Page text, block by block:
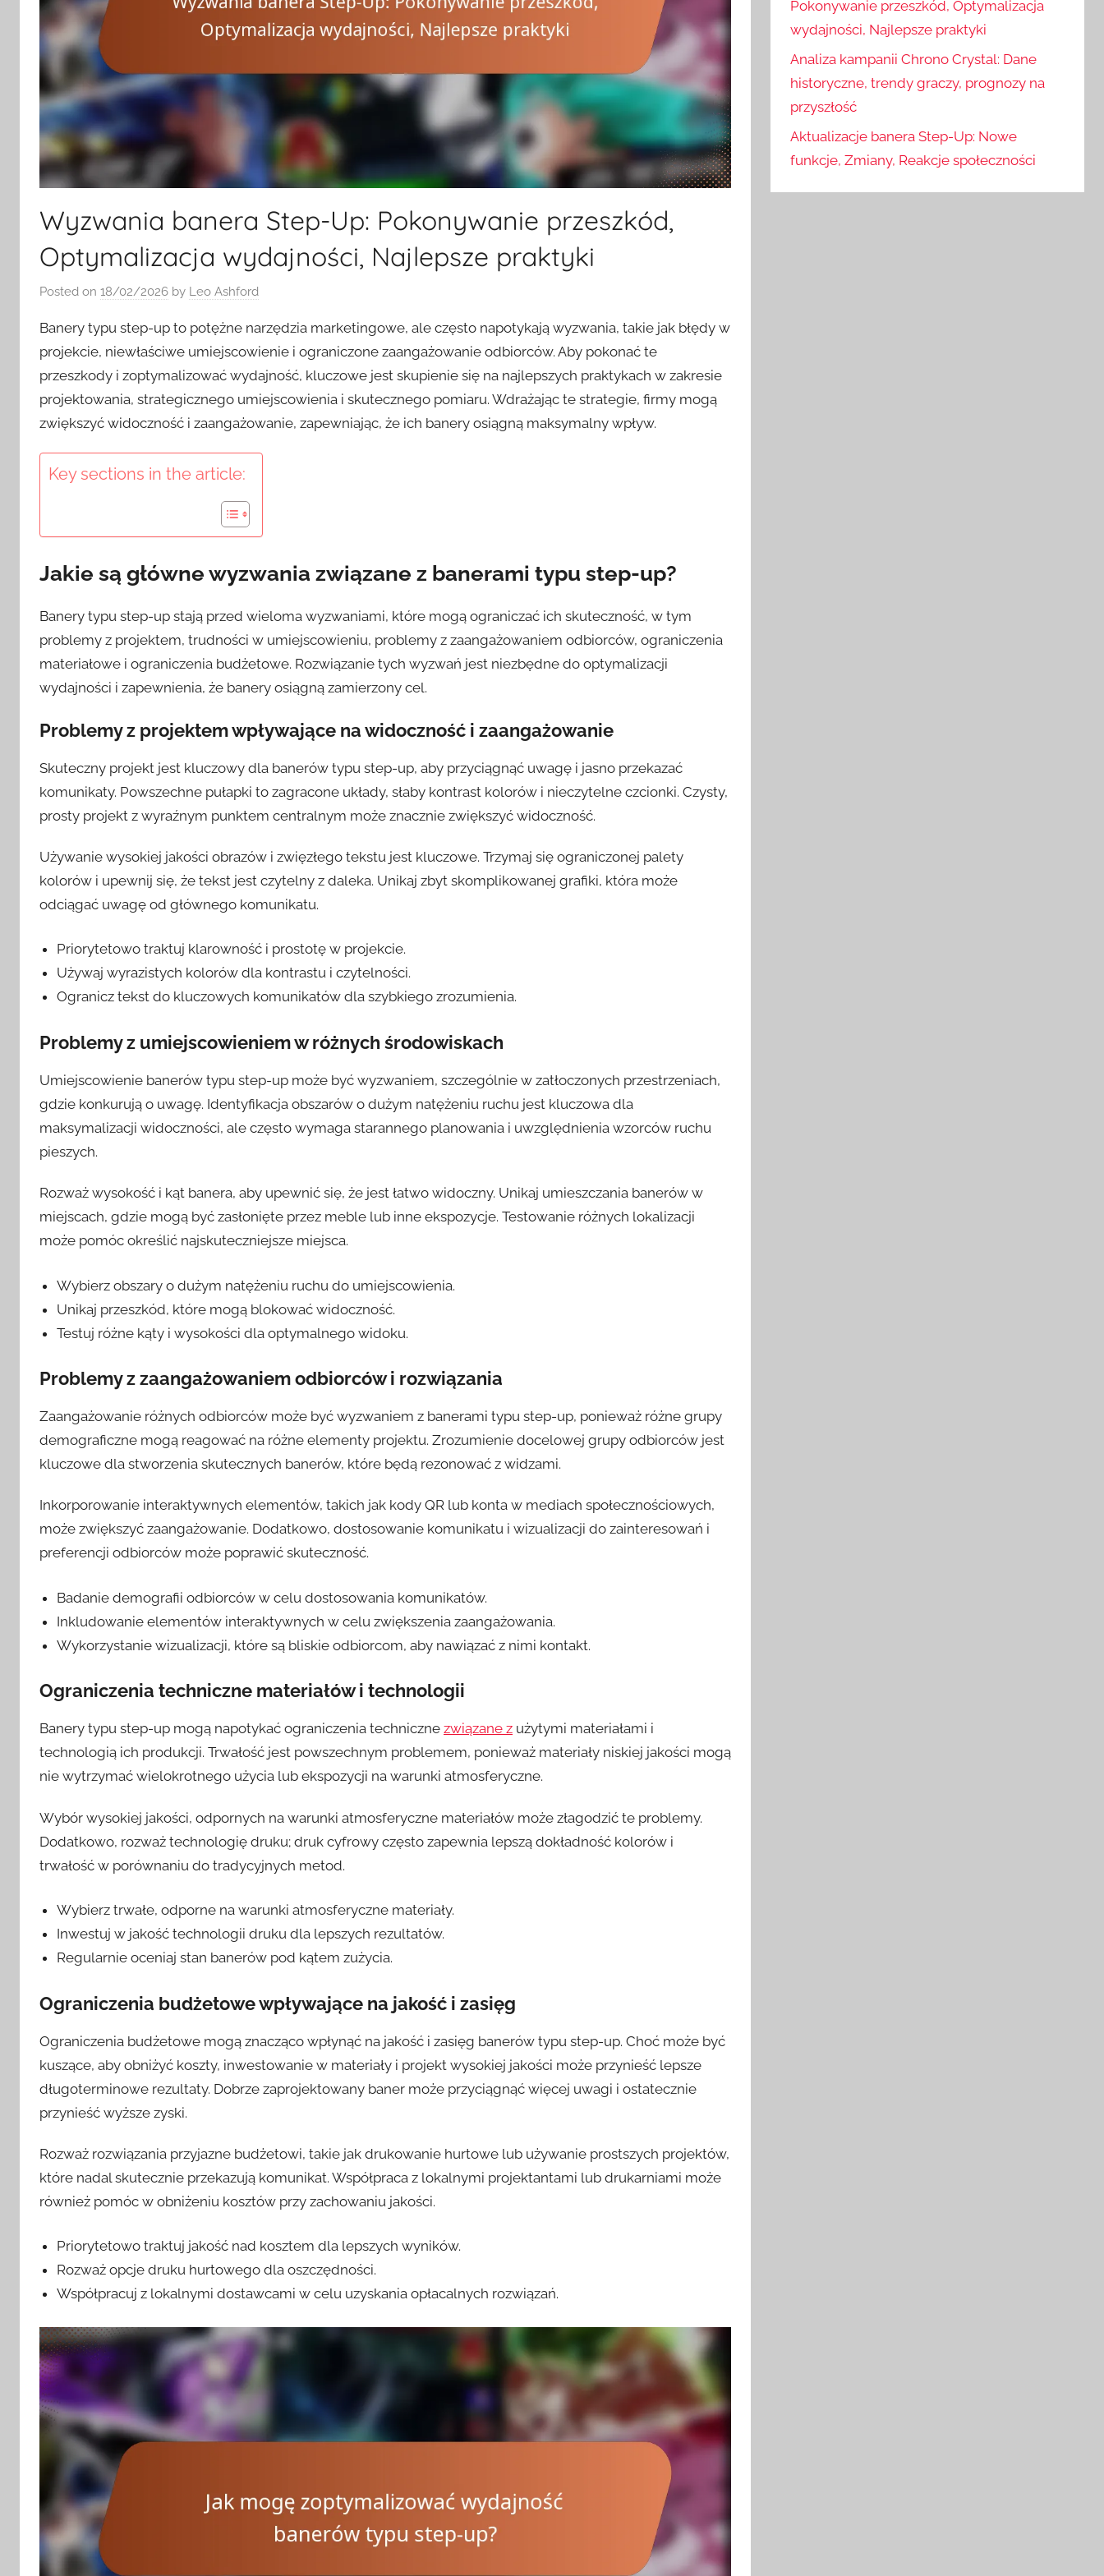
Wyzwania banera Step-Up: Pokonywanie przeszkód,
Optymalizacja wydajności, Najlepsze praktyki
Posted on 18/02/2026 by Leo Ashford
Banery typu step-up to potężne narzędzia marketingowe, ale często napotykają wyzwania, takie jak błędy w
projekcie, niewłaściwe umiejscowienie i ograniczone zaangażowanie odbiorców. Aby pokonać te
przeszkody i zoptymalizować wydajność, kluczowe jest skupienie się na najlepszych praktykach w zakresie
projektowania, strategicznego umiejscowienia i skutecznego pomiaru. Wdrażając te strategie, firmy mogą
zwiększyć widoczność i zaangażowanie, zapewniając, że ich banery osiągną maksymalny wpływ.
Key sections in the article:
Jakie są główne wyzwania związane z banerami typu step-up?
Banery typu step-up stają przed wieloma wyzwaniami, które mogą ograniczać ich skuteczność, w tym
problemy z projektem, trudności w umiejscowieniu, problemy z zaangażowaniem odbiorców, ograniczenia
materiałowe i ograniczenia budżetowe. Rozwiązanie tych wyzwań jest niezbędne do optymalizacji
wydajności i zapewnienia, że banery osiągną zamierzony cel.
Problemy z projektem wpływające na widoczność i zaangażowanie
Skuteczny projekt jest kluczowy dla banerów typu step-up, aby przyciągnąć uwagę i jasno przekazać
komunikaty. Powszechne pułapki to zagracone układy, słaby kontrast kolorów i nieczytelne czcionki. Czysty,
prosty projekt z wyraźnym punktem centralnym może znacznie zwiększyć widoczność.
Używanie wysokiej jakości obrazów i zwięzłego tekstu jest kluczowe. Trzymaj się ograniczonej palety
kolorów i upewnij się, że tekst jest czytelny z daleka. Unikaj zbyt skomplikowanej grafiki, która może
odciągać uwagę od głównego komunikatu.
Priorytetowo traktuj klarowność i prostotę w projekcie.
Używaj wyrazistych kolorów dla kontrastu i czytelności.
Ogranicz tekst do kluczowych komunikatów dla szybkiego zrozumienia.
Problemy z umiejscowieniem w różnych środowiskach
Umiejscowienie banerów typu step-up może być wyzwaniem, szczególnie w zatłoczonych przestrzeniach,
gdzie konkurują o uwagę. Identyfikacja obszarów o dużym natężeniu ruchu jest kluczowa dla
maksymalizacji widoczności, ale często wymaga starannego planowania i uwzględnienia wzorców ruchu
pieszych.
Rozważ wysokość i kąt banera, aby upewnić się, że jest łatwo widoczny. Unikaj umieszczania banerów w
miejscach, gdzie mogą być zasłonięte przez meble lub inne ekspozycje. Testowanie różnych lokalizacji
może pomóc określić najskuteczniejsze miejsca.
Wybierz obszary o dużym natężeniu ruchu do umiejscowienia.
Unikaj przeszkód, które mogą blokować widoczność.
Testuj różne kąty i wysokości dla optymalnego widoku.
Problemy z zaangażowaniem odbiorców i rozwiązania
Zaangażowanie różnych odbiorców może być wyzwaniem z banerami typu step-up, ponieważ różne grupy
demograficzne mogą reagować na różne elementy projektu. Zrozumienie docelowej grupy odbiorców jest
kluczowe dla stworzenia skutecznych banerów, które będą rezonować z widzami.
Inkorporowanie interaktywnych elementów, takich jak kody QR lub konta w mediach społecznościowych,
może zwiększyć zaangażowanie. Dodatkowo, dostosowanie komunikatu i wizualizacji do zainteresowań i
preferencji odbiorców może poprawić skuteczność.
Badanie demografii odbiorców w celu dostosowania komunikatów.
Inkludowanie elementów interaktywnych w celu zwiększenia zaangażowania.
Wykorzystanie wizualizacji, które są bliskie odbiorcom, aby nawiązać z nimi kontakt.
Ograniczenia techniczne materiałów i technologii
Banery typu step-up mogą napotykać ograniczenia techniczne związane z użytymi materiałami i
technologią ich produkcji. Trwałość jest powszechnym problemem, ponieważ materiały niskiej jakości mogą
nie wytrzymać wielokrotnego użycia lub ekspozycji na warunki atmosferyczne.
Wybór wysokiej jakości, odpornych na warunki atmosferyczne materiałów może złagodzić te problemy.
Dodatkowo, rozważ technologię druku; druk cyfrowy często zapewnia lepszą dokładność kolorów i
trwałość w porównaniu do tradycyjnych metod.
Wybierz trwałe, odporne na warunki atmosferyczne materiały.
Inwestuj w jakość technologii druku dla lepszych rezultatów.
Regularnie oceniaj stan banerów pod kątem zużycia.
Ograniczenia budżetowe wpływające na jakość i zasięg
Ograniczenia budżetowe mogą znacząco wpłynąć na jakość i zasięg banerów typu step-up. Choć może być
kuszące, aby obniżyć koszty, inwestowanie w materiały i projekt wysokiej jakości może przynieść lepsze
długoterminowe rezultaty. Dobrze zaprojektowany baner może przyciągnąć więcej uwagi i ostatecznie
przynieść wyższe zyski.
Rozważ rozwiązania przyjazne budżetowi, takie jak drukowanie hurtowe lub używanie prostszych projektów,
które nadal skutecznie przekazują komunikat. Współpraca z lokalnymi projektantami lub drukarniami może
również pomóc w obniżeniu kosztów przy zachowaniu jakości.
Priorytetowo traktuj jakość nad kosztem dla lepszych wyników.
Rozważ opcje druku hurtowego dla oszczędności.
Współpracuj z lokalnymi dostawcami w celu uzyskania opłacalnych rozwiązań.
Pokonywanie przeszkód, Optymalizacja
wydajności, Najlepsze praktyki
Analiza kampanii Chrono Crystal: Dane
historyczne, trendy graczy, prognozy na
przyszłość
Aktualizacje banera Step-Up: Nowe
funkcje, Zmiany, Reakcje społeczności